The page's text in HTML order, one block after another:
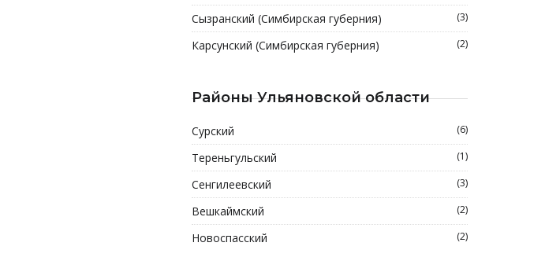
Сызранский (Симбирская губерния) (3)
Карсунский (Симбирская губерния) (2)
Районы Ульяновской области
Сурский (6)
Тереньгульский (1)
Сенгилеевский (3)
Вешкаймский (2)
Новоспасский (2)